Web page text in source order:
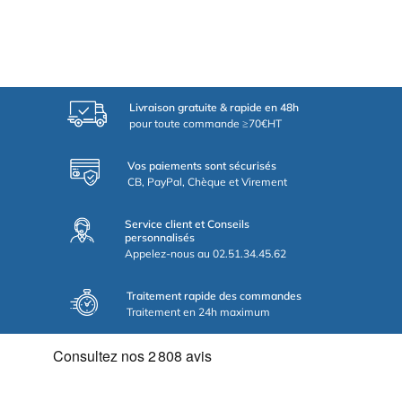
Livraison gratuite & rapide en 48h
pour toute commande ≥70€HT
Vos paiements sont sécurisés
CB, PayPal, Chèque et Virement
Service client et Conseils
personnalisés
Appelez-nous au 02.51.34.45.62
Traitement rapide des commandes
Traitement en 24h maximum